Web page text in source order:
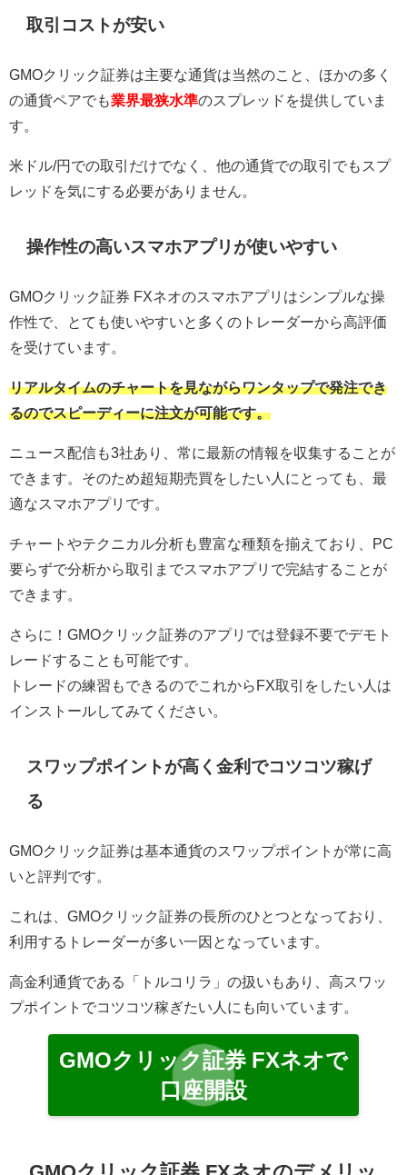
取引コストが安い
GMOクリック証券は主要な通貨は当然のこと、ほかの多く
の通貨ペアでも業界最狭水準のスプレッドを提供していま
す。
米ドル/円での取引だけでなく、他の通貨での取引でもスプ
レッドを気にする必要がありません。
操作性の高いスマホアプリが使いやすい
GMOクリック証券 FXネオのスマホアプリはシンプルな操
作性で、とても使いやすいと多くのトレーダーから高評価
を受けています。
リアルタイムのチャートを見ながらワンタップで発注でき
るのでスピーディーに注文が可能です。
ニュース配信も3社あり、常に最新の情報を収集することが
できます。そのため超短期売買をしたい人にとっても、最
適なスマホアプリです。
チャートやテクニカル分析も豊富な種類を揃えており、PC
要らずで分析から取引までスマホアプリで完結することが
できます。
さらに！GMOクリック証券のアプリでは登録不要でデモト
レードすることも可能です。
トレードの練習もできるのでこれからFX取引をしたい人は
インストールしてみてください。
スワップポイントが高く金利でコツコツ稼げ
る
GMOクリック証券は基本通貨のスワップポイントが常に高
いと評判です。
これは、GMOクリック証券の長所のひとつとなっており、
利用するトレーダーが多い一因となっています。
高金利通貨である「トルコリラ」の扱いもあり、高スワッ
プポイントでコツコツ稼ぎたい人にも向いています。
GMOクリック証券 FXネオで
口座開設